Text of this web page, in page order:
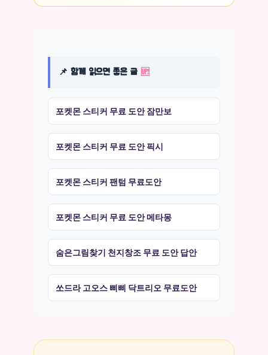
📌 함께 읽으면 좋은 글 🆙
포켓몬 스티커 무료 도안 잠만보
포켓몬 스티커 무료 도안 픽시
포켓몬 스티커 팬텀 무료도안
포켓몬 스티커 무료 도안 메타몽
숨은그림찾기 천지창조 무료 도안 답안
쏘드라 고오스 삐삐 닥트리오 무료도안